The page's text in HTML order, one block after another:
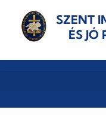
SZENT
ÉS